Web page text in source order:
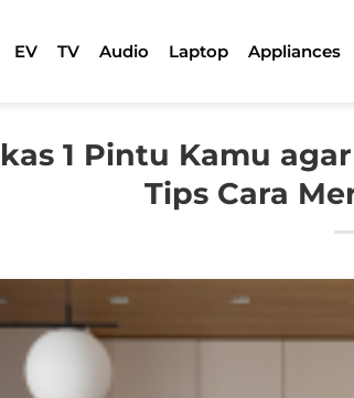
EV TV Audio Laptop Appliances
1 Pintu Kamu
Tips Cara